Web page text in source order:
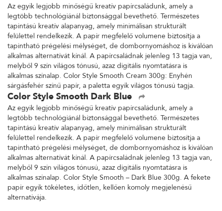
Az egyik legjobb minőségű kreatív papírcsaládunk, amely a
legtöbb technológiánál biztonsággal bevethető. Természetes
tapintású kreatív alapanyag, amely minimálisan strukturált
felülettel rendelkezik. A papír megfelelő volumene biztosítja a
tapintható prégelési mélységet, de dombornyomáshoz is kiválóan
alkalmas alternatívát kínál. A papírcsaládnak jelenleg 13 tagja van,
melyből 9 szín világos tónusú, azaz digitális nyomtatásra is
alkalmas színalap. Color Style Smooth Cream 300g: Enyhén
sárgásfehér színű papír, a paletta egyik világos tónusú tagja.
Color Style Smooth Dark Blue
Az egyik legjobb minőségű kreatív papírcsaládunk, amely a
legtöbb technológiánál biztonsággal bevethető. Természetes
tapintású kreatív alapanyag, amely minimálisan strukturált
felülettel rendelkezik. A papír megfelelő volumene biztosítja a
tapintható prégelési mélységet, de dombornyomáshoz is kiválóan
alkalmas alternatívát kínál. A papírcsaládnak jelenleg 13 tagja van,
melyből 9 szín világos tónusú, azaz digitális nyomtatásra is
alkalmas színalap. Color Style Smooth – Dark Blue 300g. A fekete
papír egyik tökéletes, időtlen, kellően komoly megjelenésű
alternatívája.